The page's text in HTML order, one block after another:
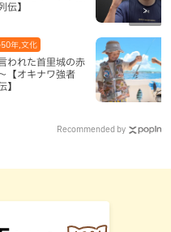
伝】
われた首里城の赤
【オキナワ強者
】
年,文化
Recommended by